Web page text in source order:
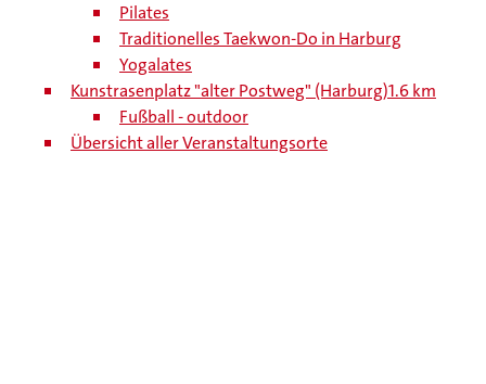
Pilates
Traditionelles Taekwon-Do in Harburg
Yogalates
Kunstrasenplatz "alter Postweg" (Harburg)1.6 km
Fußball - outdoor
Übersicht aller Veranstaltungsorte